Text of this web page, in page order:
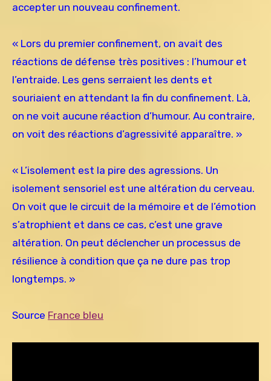
accepter un nouveau confinement.
« Lors du premier confinement, on avait des
réactions de défense très positives : l’humour et
l’entraide. Les gens serraient les dents et
souriaient en attendant la fin du confinement. Là,
on ne voit aucune réaction d’humour. Au contraire,
on voit des réactions d’agressivité apparaître. »
« L’isolement est la pire des agressions. Un
isolement sensoriel est une altération du cerveau.
On voit que le circuit de la mémoire et de l’émotion
s’atrophient et dans ce cas, c’est une grave
altération. On peut déclencher un processus de
résilience à condition que ça ne dure pas trop
longtemps. »
Source France bleu